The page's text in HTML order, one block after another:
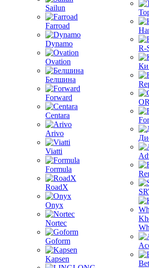
Sailun
Farroad
Dynamo
Ovation
Белшина
Forward
Centara
Arivo
Viatti
Formula
RoadX
Onyx
Nortec
Goform
Kapsen
R-